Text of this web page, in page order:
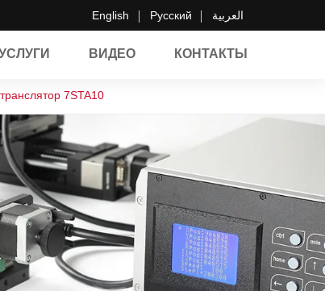
English Русский العربية
ВИДЕО КОНТАКТЫ
7STA10